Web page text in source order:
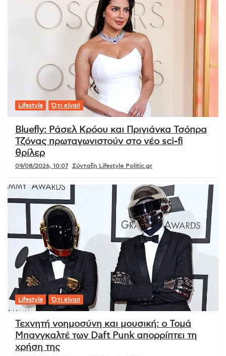
Lifestyle Ό,τι είναι!
Bluefly: Ράσελ Κρόου και Πριγιάνκα Τσόπρα
Τζόνας πρωταγωνιστούν στο νέο sci-fi
θρίλερ
09/08/2026, 10:07 Σύνταξη Lifestyle Politic.gr
Lifestyle Ό,τι είναι!
Τεχνητή νοημοσύνη και μουσική: ο Τομά
Μπανγκαλτέ των Daft Punk απορρίπτει τη
χρήση της